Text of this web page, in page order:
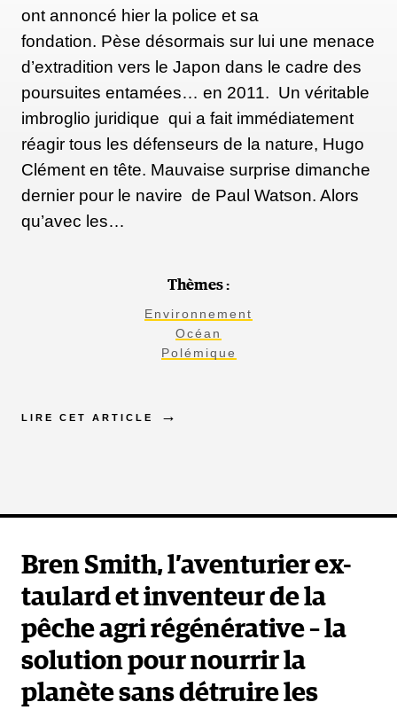
ont annoncé hier la police et sa
fondation. Pèse désormais sur lui une menace
d’extradition vers le Japon dans le cadre des
poursuites entamées… en 2011. Un véritable
imbroglio juridique qui a fait immédiatement
réagir tous les défenseurs de la nature, Hugo
Clément en tête. Mauvaise surprise dimanche
dernier pour le navire de Paul Watson. Alors
qu’avec les…
Thèmes :
Environnement
Océan
Polémique
LIRE CET ARTICLE
Bren Smith, l’aventurier ex-
taulard et inventeur de la
pêche agri régénérative – la
solution pour nourrir la
planète sans détruire les